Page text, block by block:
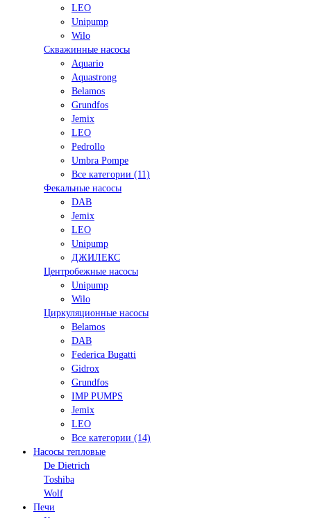
LEO
Unipump
Wilo
Скважинные насосы
Aquario
Aquastrong
Belamos
Grundfos
Jemix
LEO
Pedrollo
Umbra Pompe
Все категории (11)
Фекальные насосы
DAB
Jemix
LEO
Unipump
ДЖИЛЕКС
Центробежные насосы
Unipump
Wilo
Циркуляционные насосы
Belamos
DAB
Federica Bugatti
Gidrox
Grundfos
IMP PUMPS
Jemix
LEO
Все категории (14)
Насосы тепловые
De Dietrich
Toshiba
Wolf
Печи